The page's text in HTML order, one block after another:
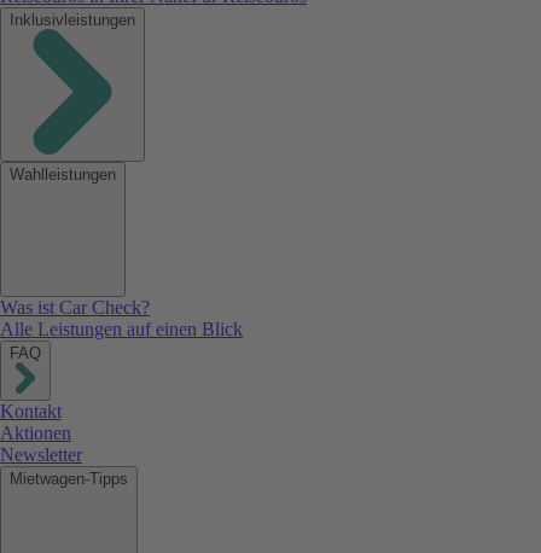
Inklusivleistungen
Wahlleistungen
Was ist Car Check?
Alle Leistungen auf einen Blick
FAQ
Kontakt
Aktionen
Newsletter
Mietwagen-Tipps